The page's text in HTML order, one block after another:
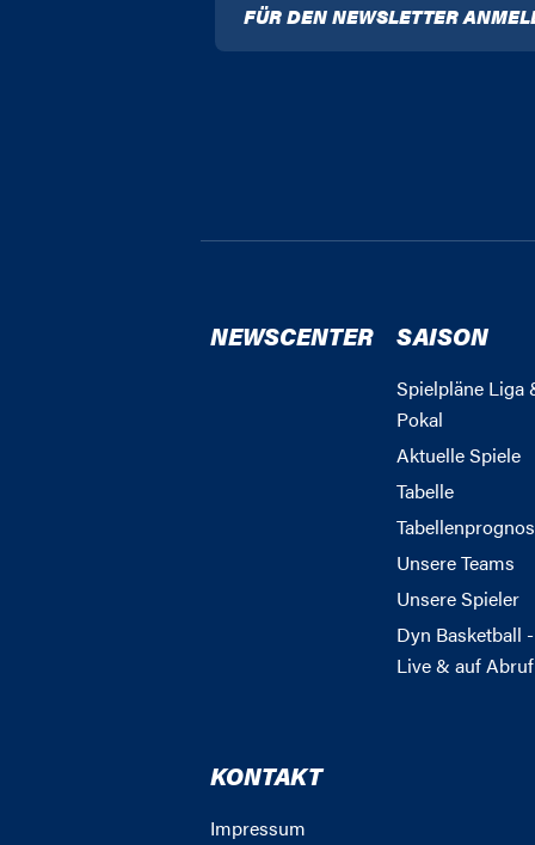
FÜR DEN NEWSLETTER
NEWSCENTER SAISON
Spielpläne Liga
Pokal
Aktuelle Spiele
Tabelle
Unsere Teams
Unsere Spieler
Dyn Basketball -
Live & auf Abruf
KONTAKT
Impressum